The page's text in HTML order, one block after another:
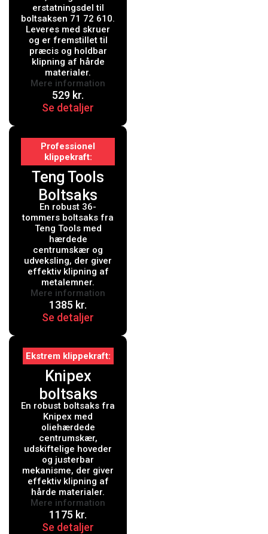
erstatningsdel til
boltsaksen 71 72 610.
Leveres med skruer
og er fremstillet til
præcis og holdbar
klipning af hårde
materialer.
529 kr.
Se detaljer
Mere information
Professionel
klippekraft
Teng Tools
Boltsaks
BC436 - 36"
958mm
En robust 36-
tommers boltsaks fra
Teng Tools med
hærdede
centrumskær og
udveksling, der giver
effektiv klipning af
metalemner.
1385 kr.
Se detaljer
Mere information
Ekstrem klippekraft
Knipex
boltsaks
7172 460 mm
En robust boltsaks fra
Knipex med
oliehærdede
centrumskær,
udskiftelige hoveder
og justerbar
mekanisme, der giver
effektiv klipning af
hårde materialer.
1175 kr.
Se detaljer
Mere information